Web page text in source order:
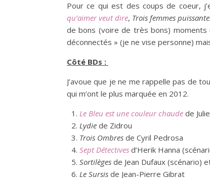
Pour ce qui est des coups de coeur,
qu’aimer veut dire, Trois femmes
de bons (voire de très bons) moments
déconnectés » (je ne vise personne)
Côté BDs :
J’avoue que je ne me rappelle pas de
qui m’ont le plus marquée en 2012.
Le Bleu est une couleur chaude de
Lydie de Zidrou
Trois Ombres de Cyril Pedrosa
Sept Détectives d’Herik Hanna
Sortilèges de Jean Dufaux (scénario)
Le Sursis de Jean-Pierre Gibrat